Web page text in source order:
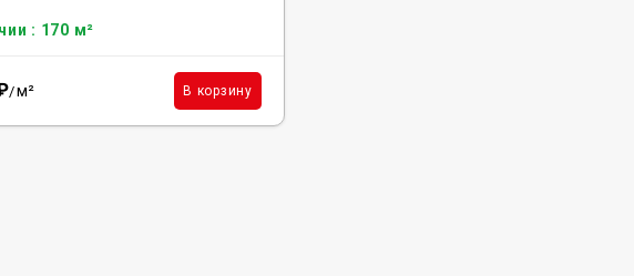
: 170 м²
/м² В корзину